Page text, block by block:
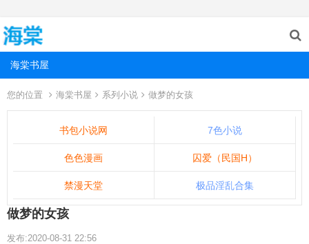
海棠书屋
您的位置 海棠书屋 系列小说 做梦的女孩
书包小说网 7色小说
色色漫画 囚爱（民国H）
禁漫天堂 极品淫乱合集
做梦的女孩
发布:2020-08-31 22:56